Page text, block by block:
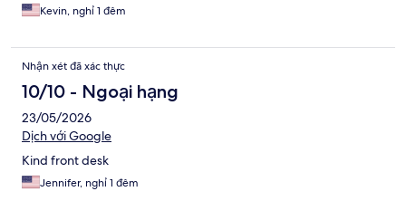
Kevin, nghỉ 1 đêm
Nhận xét đã xác thực
10/10 - Ngoại hạng
23/05/2026
Dịch với Google
Kind front desk
Jennifer, nghỉ 1 đêm